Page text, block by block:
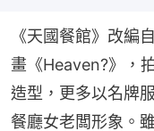
《天國餐館》改編
畫《Heaven?》，
造型，更多以名牌
餐廳女老闆形象。